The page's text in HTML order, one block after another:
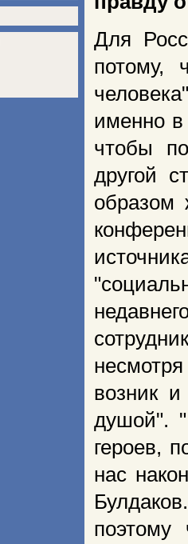
Для
потому,
именно в
чтобы
другой
возник
душой".
героев,
нас